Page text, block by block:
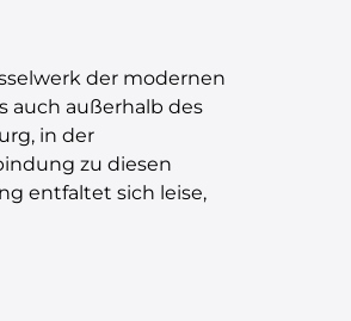
der modernen
auch außerhalb des
in der
zu diesen
entfaltet sich leise,